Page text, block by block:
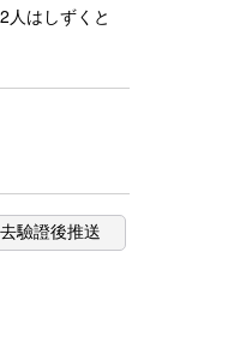
人はしずくと
驗證後推送